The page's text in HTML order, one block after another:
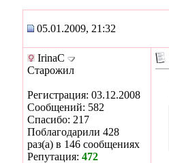
05.01.2009, 21:32
IrinaC
Старожил
Регистрация: 03.12.2008
Сообщений: 582
Спасибо: 217
Поблагодарили 428
раз(а) в 146 сообщениях
Репутация: 472